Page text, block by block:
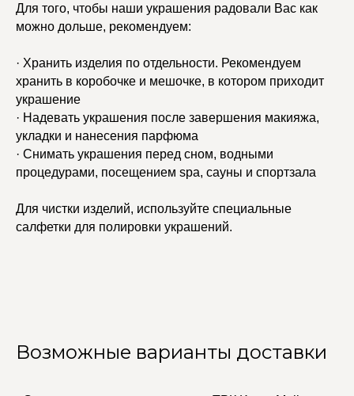
Для того, чтобы наши украшения радовали Вас как
можно дольше, рекомендуем:
· Хранить изделия по отдельности. Рекомендуем
хранить в коробочке и мешочке, в котором приходит
украшение
· Надевать украшения после завершения макияжа,
укладки и нанесения парфюма
· Снимать украшения перед сном, водными
процедурами, посещением spa, сауны и спортзала
Для чистки изделий, используйте специальные
салфетки для полировки украшений.
Возможные варианты доставки